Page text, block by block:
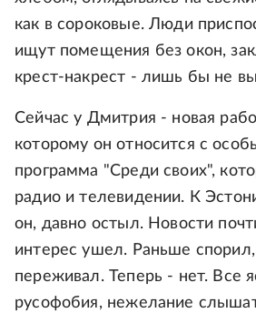
как в сороковые. Люди
ищут помещения без окон,
крест-накрест - лишь бы не
Сейчас у Дмитрия - новая
которому он относится с
программа "Среди своих",
радио и телевидении. К
он, давно остыл. Новости
интерес ушел. Раньше спорил,
переживал. Теперь - нет. Все
русофобия, нежелание